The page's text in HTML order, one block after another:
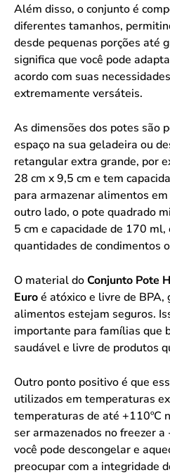
Além disso, o conjunto é
diferentes tamanhos,
desde pequenas porções até
significa que você pode
acordo com suas
extremamente versáteis.
As dimensões dos potes são
espaço na sua geladeira ou
retangular extra grande, por
28 cm x 9,5 cm e tem
para armazenar alimentos
outro lado, o pote quadrado
5 cm e capacidade de 170
quantidades de condimentos
O material doConjunto Pote
Euroé atóxico e livre de BPA,
alimentos estejam seguros.
importante para famílias que
saudável e livre de produtos
Outro ponto positivo é que
utilizados em temperaturas
temperaturas de até +110ºC
ser armazenados no freezer a
você pode descongelar e
preocupar com a integridade